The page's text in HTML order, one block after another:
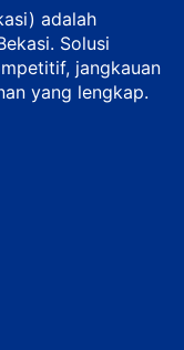
adalah
Solusi
jangkauan
yang lengkap.